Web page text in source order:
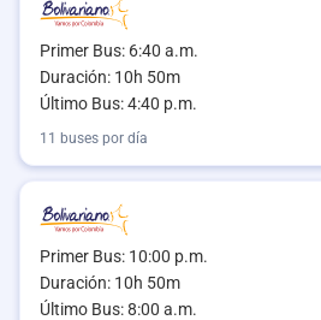
Primer Bus: 6:40 a.m.
Duración: 10h 50m
Último Bus: 4:40 p.m.
11 buses por día
Primer Bus: 10:00 p.m.
Duración: 10h 50m
Último Bus: 8:00 a.m.